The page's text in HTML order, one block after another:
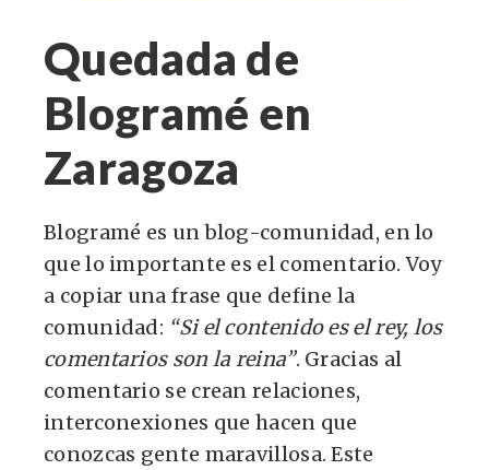
Quedada de
Blogramé en
Zaragoza
Blogramé es un blog-comunidad, en lo
que lo importante es el comentario. Voy
a copiar una frase que define la
comunidad: “Si el contenido es el rey, los
comentarios son la reina”. Gracias al
comentario se crean relaciones,
interconexiones que hacen que
conozcas gente maravillosa. Este